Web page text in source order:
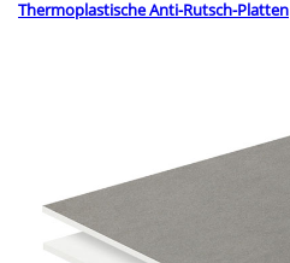
Thermoplastische Anti-Rutsch-Platten